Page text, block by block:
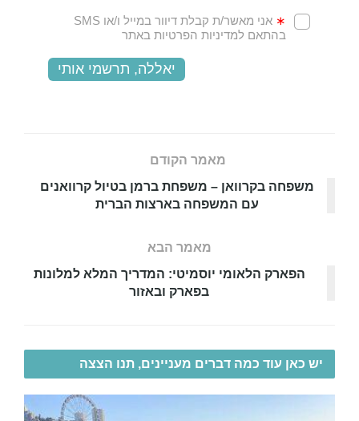
מאמר הקודם
משפחה בקרוואן – משפחת ברמן בטיול קרוואנים
עם המשפחה בארצות הברית
מאמר הבא
הפארק הלאומי יוסמיטי: המדריך המלא למלונות
בפארק ובאזור
יש כאן עוד כמה דברים מעניינים, תנו הצצה